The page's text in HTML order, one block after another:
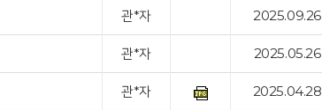
관*자 2025.09.26
관*자 2025.05.26
관*자 2025.04.28